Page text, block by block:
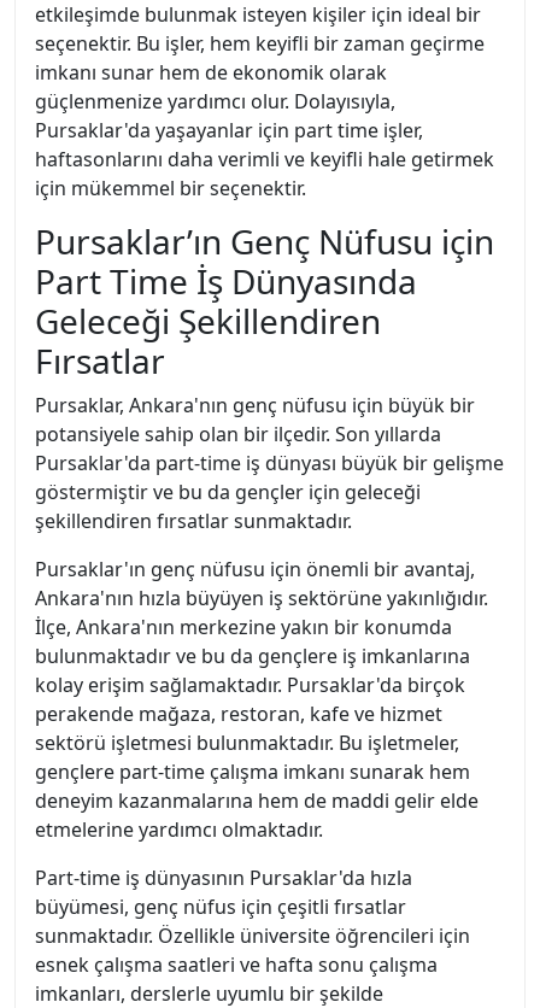
etkileşimde bulunmak isteyen kişiler için ideal bir
seçenektir. Bu işler, hem keyifli bir zaman geçirme
imkanı sunar hem de ekonomik olarak
güçlenmenize yardımcı olur. Dolayısıyla,
Pursaklar'da yaşayanlar için part time işler,
haftasonlarını daha verimli ve keyifli hale getirmek
için mükemmel bir seçenektir.
Pursaklar’ın Genç Nüfusu için
Part Time İş Dünyasında
Geleceği Şekillendiren
Fırsatlar
Pursaklar, Ankara'nın genç nüfusu için büyük bir
potansiyele sahip olan bir ilçedir. Son yıllarda
Pursaklar'da part-time iş dünyası büyük bir gelişme
göstermiştir ve bu da gençler için geleceği
şekillendiren fırsatlar sunmaktadır.
Pursaklar'ın genç nüfusu için önemli bir avantaj,
Ankara'nın hızla büyüyen iş sektörüne yakınlığıdır.
İlçe, Ankara'nın merkezine yakın bir konumda
bulunmaktadır ve bu da gençlere iş imkanlarına
kolay erişim sağlamaktadır. Pursaklar'da birçok
perakende mağaza, restoran, kafe ve hizmet
sektörü işletmesi bulunmaktadır. Bu işletmeler,
gençlere part-time çalışma imkanı sunarak hem
deneyim kazanmalarına hem de maddi gelir elde
etmelerine yardımcı olmaktadır.
Part-time iş dünyasının Pursaklar'da hızla
büyümesi, genç nüfus için çeşitli fırsatlar
sunmaktadır. Özellikle üniversite öğrencileri için
esnek çalışma saatleri ve hafta sonu çalışma
imkanları, derslerle uyumlu bir şekilde